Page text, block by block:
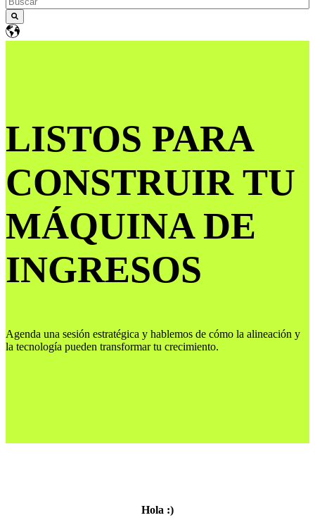
LISTOS PARA
CONSTRUIR TU
MÁQUINA DE
INGRESOS
Agenda una sesión estratégica y hablemos de cómo la alineación y
la tecnología pueden transformar tu crecimiento.
Hola :)